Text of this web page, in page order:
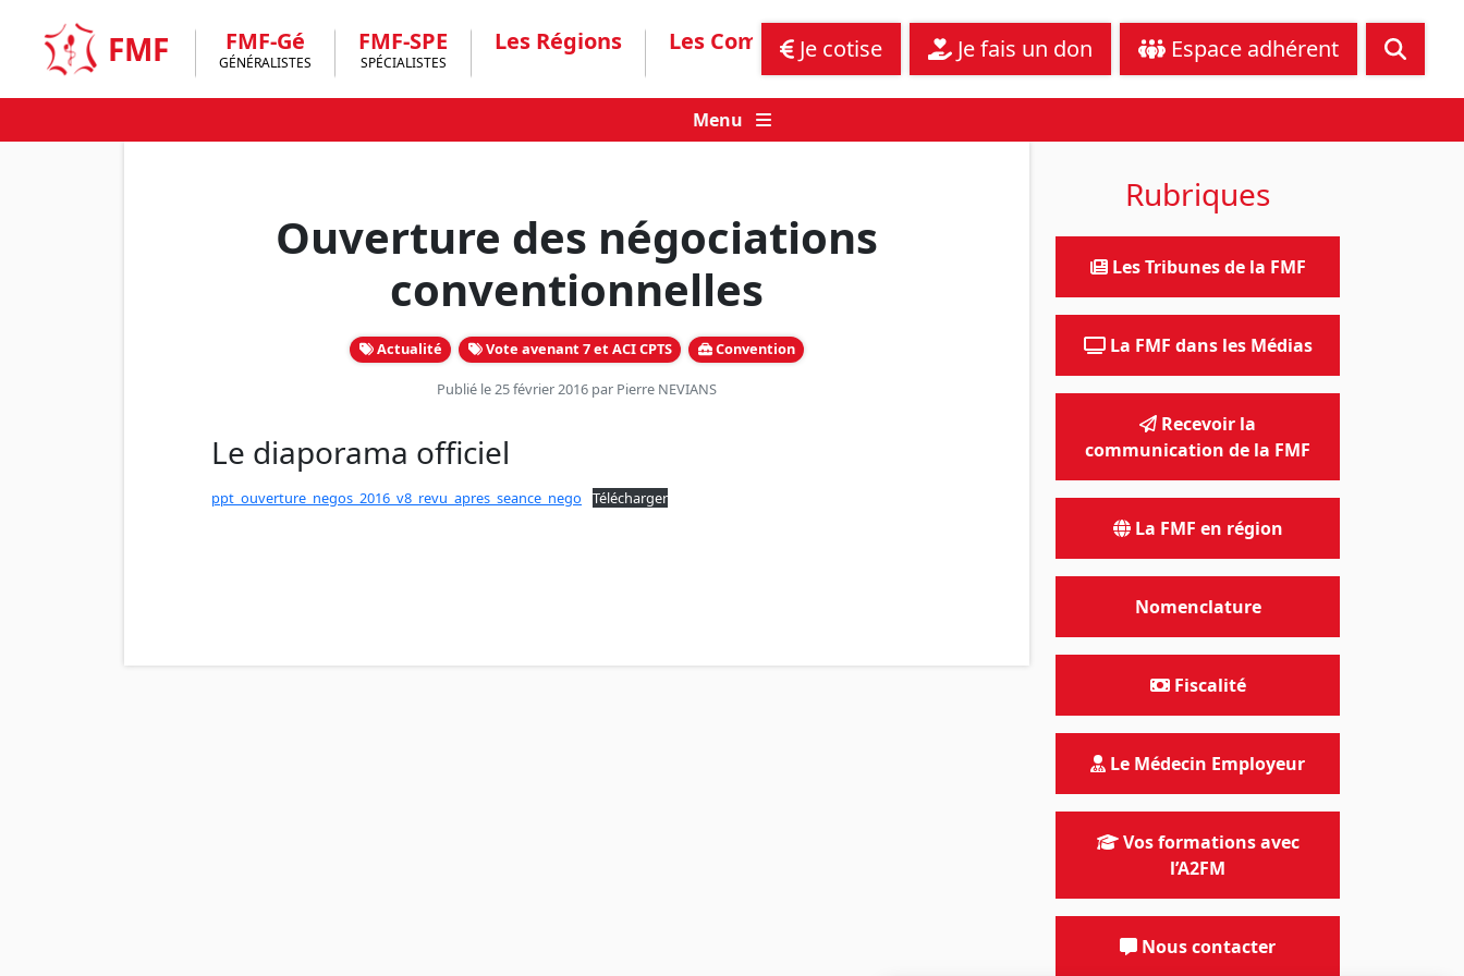
content
FMF FMF-Gé
GÉNÉRALISTES
FMF-SPE
SPÉCIALISTES
Les Régions Les Communiqués Assistance juridique Nous contacter
Je cotise Je fais un don Espace adhérent
Menu
Ouverture des négociations
conventionnelles
Actualité Vote avenant 7 et ACI CPTS Convention
Publié le 25 février 2016 par Pierre NEVIANS
Le diaporama officiel
ppt_ouverture_negos_2016_v8_revu_apres_seance_nego Télécharger
Rubriques
Les Tribunes de la FMF
La FMF dans les Médias
Recevoir la
communication de la FMF
La FMF en région
Nomenclature
Fiscalité
Le Médecin Employeur
Vos formations avec
l’A2FM
Nous contacter